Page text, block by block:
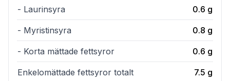
- Laurinsyra 0.6 g
- Myristinsyra 0.8 g
- Korta mättade fettsyror 0.6 g
Enkelomättade fettsyror totalt 7.5 g